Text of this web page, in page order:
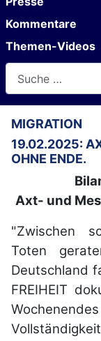
Kommentare
Themen-Videos
MIGRATION
19.02.2025:
OHNE ENDE.
Axt- und
"Zwischen
Toten
Deutschland
FREIHEIT